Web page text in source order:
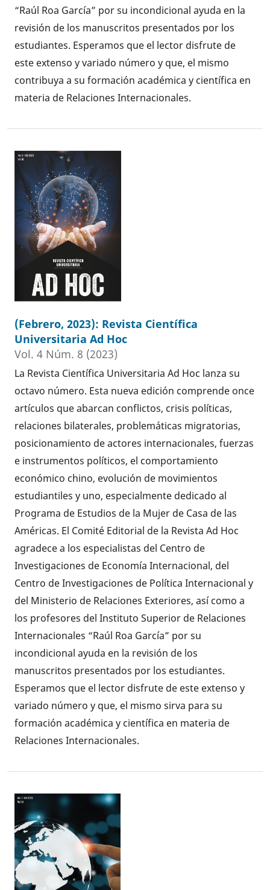
“Raúl Roa García” por su incondicional ayuda en la
revisión de los manuscritos presentados por los
estudiantes. Esperamos que el lector disfrute de
este extenso y variado número y que, el mismo
contribuya a su formación académica y científica en
materia de Relaciones Internacionales.
(Febrero, 2023): Revista Científica
Universitaria Ad Hoc
Vol. 4 Núm. 8 (2023)
La Revista Científica Universitaria Ad Hoc lanza su
octavo número. Esta nueva edición comprende once
artículos que abarcan conflictos, crisis políticas,
relaciones bilaterales, problemáticas migratorias,
posicionamiento de actores internacionales, fuerzas
e instrumentos políticos, el comportamiento
económico chino, evolución de movimientos
estudiantiles y uno, especialmente dedicado al
Programa de Estudios de la Mujer de Casa de las
Américas. El Comité Editorial de la Revista Ad Hoc
agradece a los especialistas del Centro de
Investigaciones de Economía Internacional, del
Centro de Investigaciones de Política Internacional y
del Ministerio de Relaciones Exteriores, así como a
los profesores del Instituto Superior de Relaciones
Internacionales “Raúl Roa García” por su
incondicional ayuda en la revisión de los
manuscritos presentados por los estudiantes.
Esperamos que el lector disfrute de este extenso y
variado número y que, el mismo sirva para su
formación académica y científica en materia de
Relaciones Internacionales.